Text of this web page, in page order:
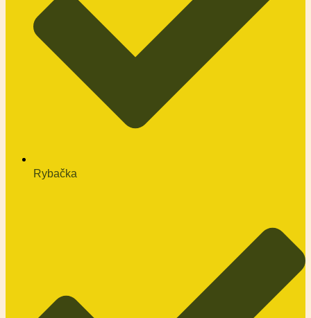
Rybačka